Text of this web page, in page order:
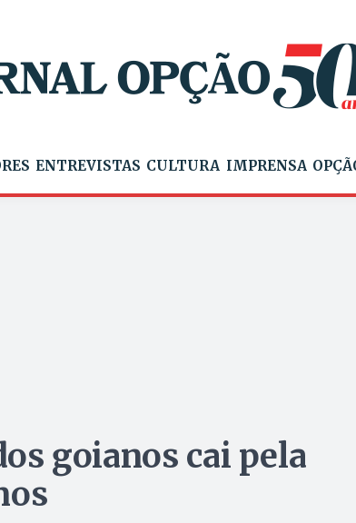
ENTREVISTAS CULTURA IMPRENSA
goianos cai pela